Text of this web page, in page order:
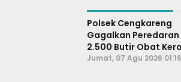
Polsek Cengkareng
Gagalkan Peredaran
2.500 Butir Obat
Daftar G, Satu
Jumat, 07 Agu 2026